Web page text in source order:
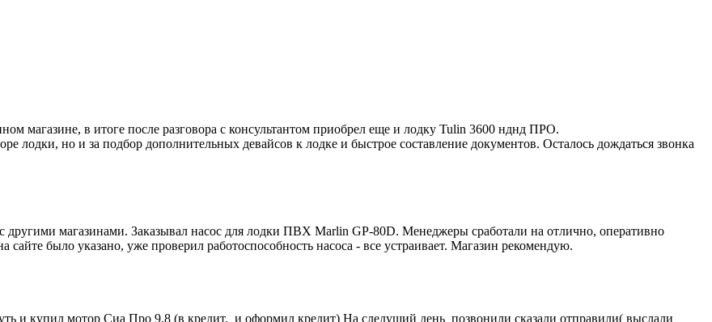
магазине, в итоге после разговора с консультантом приобрел еще и лодку Tulin 3600 нднд ПРО.
но и за подбор дополнительных девайсов к лодке и быстрое составление документов. Осталось дождаться звонка
магазинами. Заказывал насос для лодки ПВХ Marlin GP-80D. Менеджеры сработали на отлично, оперативно
сайте было указано, уже проверил работоспособность насоса - все устраивает. Магазин рекомендую.
и купил мотор Сиа Про 9.8 (в кредит, и оформил кредит) На следущий день позвонили сказали отправили( выслали